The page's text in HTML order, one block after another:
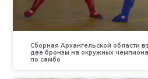
Сборная Архангельской области
две бронзы на окружных
по самбо